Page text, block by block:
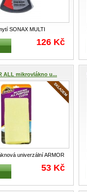
SONAX MULTI
Univerzální mycí h
...
126 Kč
ALL mikrovlákno u...
univerzální ARMOR
2 ks stejných útěrek...
53 Kč